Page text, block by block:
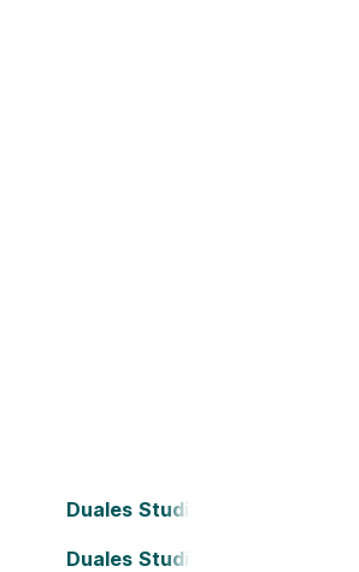
Duales Studium Bielefeld
Duales Studium Dortmund